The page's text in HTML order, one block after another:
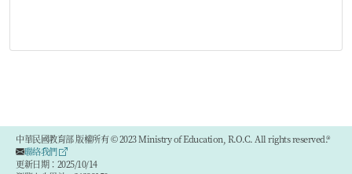
中華民國教育部 版權所有 © 2023 Ministry of Education, R.O.C. All rights reserved.®
聯絡我們
更新日期：2025/10/14